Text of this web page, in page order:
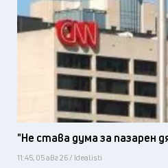
"Не става дума за пазарен
11:45, 05 авг 26 / Idealisti